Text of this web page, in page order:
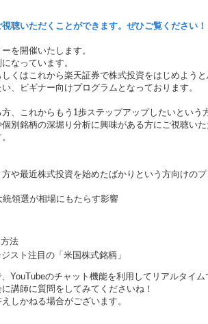
聴いただくことができます。ぜひご覧ください！
を開催いたします。
なっています。
くはこれから楽天証券で株式投資をはじめようと
、ビギナー向けプログラムとなっております。
、これからもう1歩ステップアップしたいという
別銘柄の深堀り分析に興味がある方にご視聴い
や最近株式投資を始めたばかりという方向けのプ
領選が相場にもたらす影響
法
スト注目の「米国株式銘柄」
YouTubeのチャット機能を利用してリアルタイム
講師に質問をしてみてくださいね！
しかねる場合がございます。